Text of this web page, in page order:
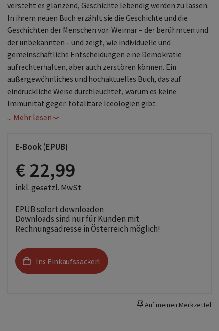
versteht es glänzend, Geschichte lebendig werden zu lassen.
In ihrem neuen Buch erzählt sie die Geschichte und die
Geschichten der Menschen von Weimar – der berühmten und
der unbekannten – und zeigt, wie individuelle und
gemeinschaftliche Entscheidungen eine Demokratie
aufrechterhalten, aber auch zerstören können. Ein
außergewöhnliches und hochaktuelles Buch, das auf
eindrückliche Weise durchleuchtet, warum es keine
Immunität gegen totalitäre Ideologien gibt.
... Mehr lesen
E-Book (EPUB)
€ 22,99
inkl. gesetzl. MwSt.
EPUB sofort downloaden
Downloads sind nur für Kunden mit
Rechnungsadresse in Österreich möglich!
Ins Einkaufssackerl
Auf meinen Merkzettel